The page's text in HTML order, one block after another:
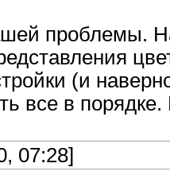
проблемы.
(и
все в
07:28]